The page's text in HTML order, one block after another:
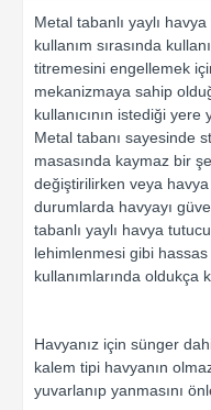
Metal tabanlı yaylı
kullanım sırasında
titremesini engellemek
mekanizmaya sahip
kullanıcının istediği
Metal tabanı sayesinde
masasında kaymaz bir
değiştirilirken veya havya
durumlarda havyayı
tabanlı yaylı havya
lehimlenmesi gibi
kullanımlarında oldukça
Havyanız için sünger
kalem tipi havyanın
yuvarlanıp yanmasını